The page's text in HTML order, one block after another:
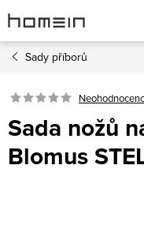
na
obsah
Sady příborů
Sada nožů
Blomus